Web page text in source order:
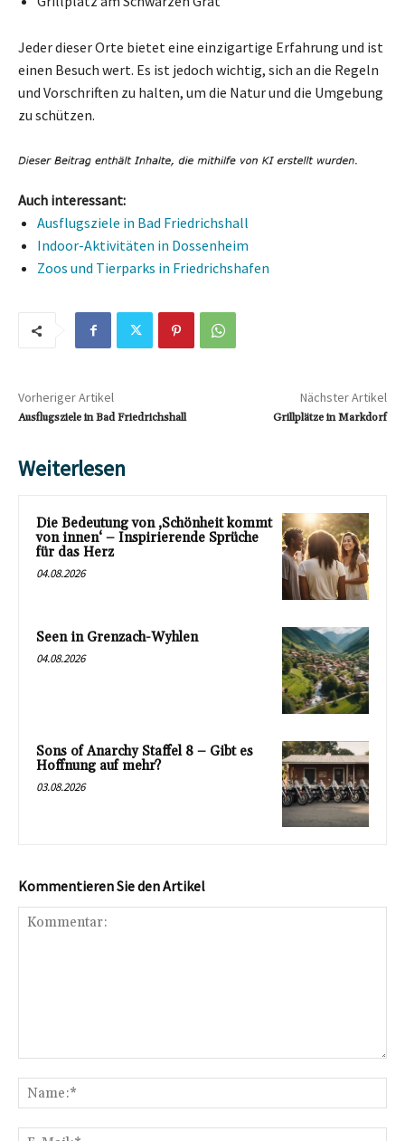
Jeder dieser Orte bietet eine einzigartige Erfahrung und ist
einen Besuch wert. Es ist jedoch wichtig, sich an die Regeln
und Vorschriften zu halten, um die Natur und die Umgebung
zu schützen.
Auch interessant:
Ausflugsziele in Bad Friedrichshall
Indoor-Aktivitäten in Dossenheim
Zoos und Tierparks in Friedrichshafen
Vorheriger Artikel
Ausflugsziele in Bad Friedrichshall
Nächster Artikel
Grillplätze in Markdorf
Weiterlesen
Die Bedeutung von ‚Schönheit kommt
von innen‘ – Inspirierende Sprüche
für das Herz
04.08.2026
Seen in Grenzach-Wyhlen
04.08.2026
Sons of Anarchy Staffel 8 – Gibt es
Hoffnung auf mehr?
03.08.2026
Kommentieren Sie den Artikel